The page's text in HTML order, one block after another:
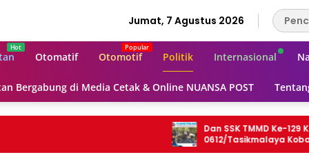
Jumat, 7 Agustus 2026
Otomatif Otomotif Politik Internasional
Bergabung di Media Cetak & Online NUANSA POST
Dan SSK TMMD Ke-129 Kodim
0612/Tasikmalaya Kobarkan
Semangat Gotong Royong Demi Jalan